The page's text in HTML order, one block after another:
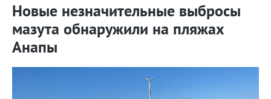
Новые незначительные выбросы
мазута обнаружили на пляжах
Анапы